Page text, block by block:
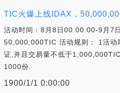
TIC火爆上线IDAX，
活动时间：8月8日00:00:00-9月7
50,000,000TIC 活动规则： 1活动
证,并且交易量不低于
1000份.
1900/1/1 0:00:00